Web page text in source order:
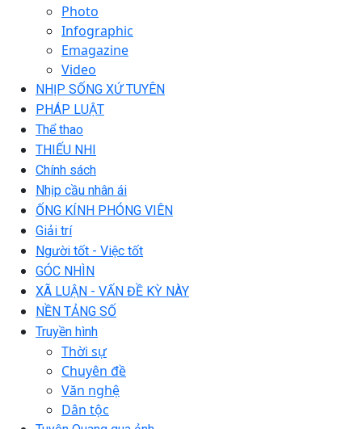
Photo
Infographic
Emagazine
Video
NHỊP SỐNG XỨ TUYÊN
PHÁP LUẬT
Thể thao
THIẾU NHI
Chính sách
Nhịp cầu nhân ái
ỐNG KÍNH PHÓNG VIÊN
Giải trí
Người tốt - Việc tốt
GÓC NHÌN
XÃ LUẬN - VẤN ĐỀ KỲ NÀY
NỀN TẢNG SỐ
Truyền hình
Thời sự
Chuyên đề
Văn nghệ
Dân tộc